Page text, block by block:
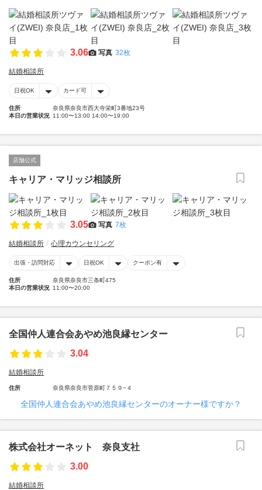
3.06 写真 32枚
結婚相談所
日祝OK カード可
住所
奈良県奈良市西大寺栄町3番地23号
本日の営業状況 11:00〜13:00 14:00〜19:00
店舗公式
キャリア・マリッジ相談所
3.05 写真 7枚
結婚相談所 心理カウンセリング
出張・訪問対応 日祝OK クーポン有
住所
奈良県奈良市三条町475
本日の営業状況 11:00〜20:00
全国仲人連合会あやめ池良縁センター
3.04
結婚相談所
住所 奈良県奈良市菅原町７５９−４
全国仲人連合会あやめ池良縁センターのオーナー様ですか？
株式会社オーネット 奈良支社
3.00
結婚相談所